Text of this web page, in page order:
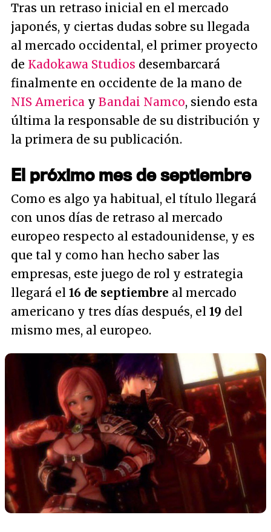
Tras un retraso inicial en el mercado
japonés, y ciertas dudas sobre su llegada
al mercado occidental, el primer proyecto
de Kadokawa Studios desembarcará
finalmente en occidente de la mano de
NIS America y Bandai Namco, siendo esta
última la responsable de su distribución y
la primera de su publicación.
El próximo mes de septiembre
Como es algo ya habitual, el título llegará
con unos días de retraso al mercado
europeo respecto al estadounidense, y es
que tal y como han hecho saber las
empresas, este juego de rol y estrategia
llegará el 16 de septiembre al mercado
americano y tres días después, el 19 del
mismo mes, al europeo.